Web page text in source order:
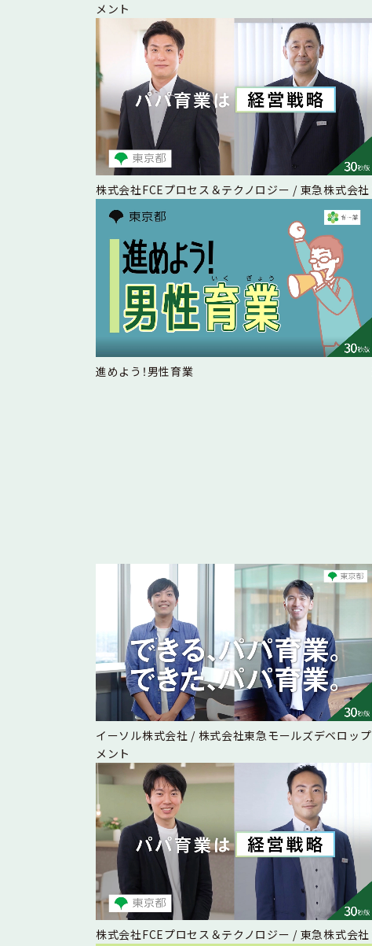
メント
株式会社FCEプロセス＆テクノロジー / 東急株式会社
進めよう！男性育業
イーソル株式会社 / 株式会社東急モールズデベロップ
メント
株式会社FCEプロセス＆テクノロジー / 東急株式会社